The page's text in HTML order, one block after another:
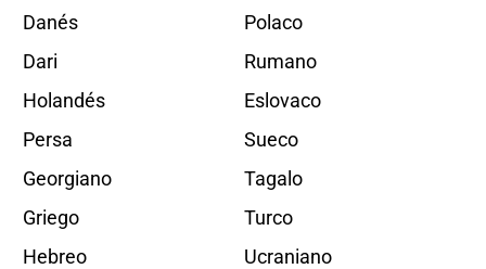
Danés
Dari
Holandés
Persa
Georgiano
Griego
Hebreo
Polaco
Rumano
Eslovaco
Sueco
Tagalo
Turco
Ucraniano